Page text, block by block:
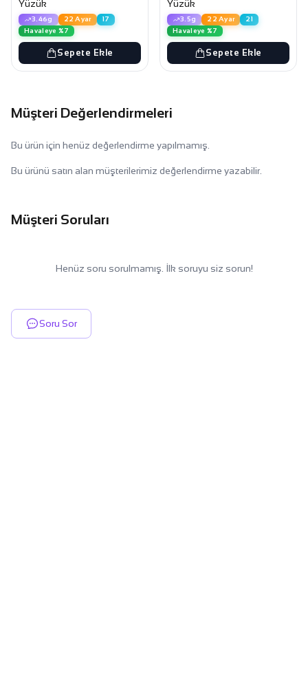
Yüzük
3.46g 22 Ayar
17
Havaleye %7
Sepete Ekle
Yüzük
3.5g 22 Ayar
21
Havaleye %7
Sepete Ekle
Müşteri Değerlendirmeleri
Bu ürün için henüz değerlendirme yapılmamış.
Bu ürünü satın alan müşterilerimiz değerlendirme yazabilir.
Müşteri Soruları
Henüz soru sorulmamış. İlk soruyu siz sorun!
Soru Sor